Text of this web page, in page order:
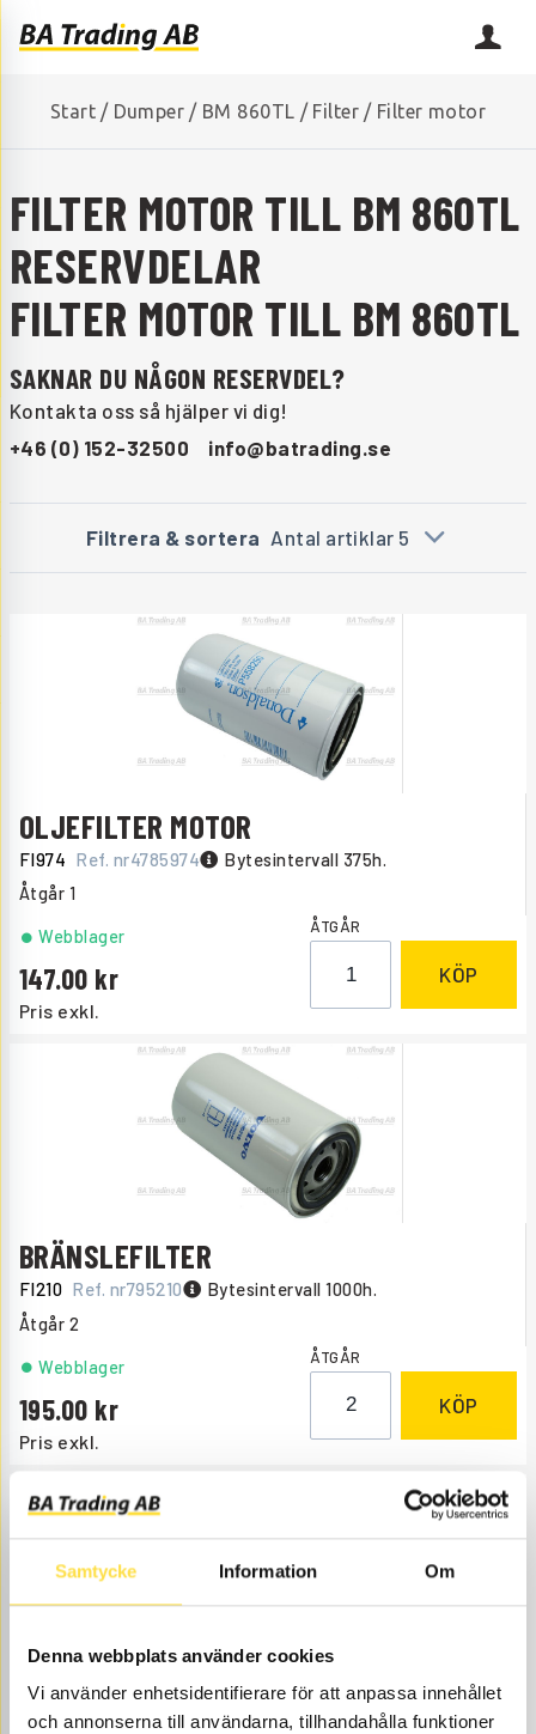
Samtycke Information Om
Denna webbplats använder cookies
Vi använder enhetsidentifierare för att anpassa innehållet
och annonserna till användarna, tillhandahålla funktioner
Start / Dumper / BM 860TL / Filter / Filter motor
FILTER MOTOR TILL BM 860TL
RESERVDELAR
FILTER MOTOR TILL BM 860TL
SAKNAR DU NÅGON RESERVDEL?
Kontakta oss så hjälper vi dig!
+46 (0) 152-32500
info@batrading.se
Filtrera & sortera Antal artiklar 5
OLJEFILTER MOTOR
FI974 Ref. nr4785974 Bytesintervall 375h.
Åtgår 1
Pris exkl.
147.00
Webblager ÅTGÅR
KÖP
BRÄNSLEFILTER
FI210 Ref. nr795210 Bytesintervall 1000h.
Åtgår 2
Pris exkl.
195.00
Webblager ÅTGÅR
KÖP
FILTERINSATS BRÄNSLE
FI860 Ref. nr6605860 Bytesintervall 1000h.